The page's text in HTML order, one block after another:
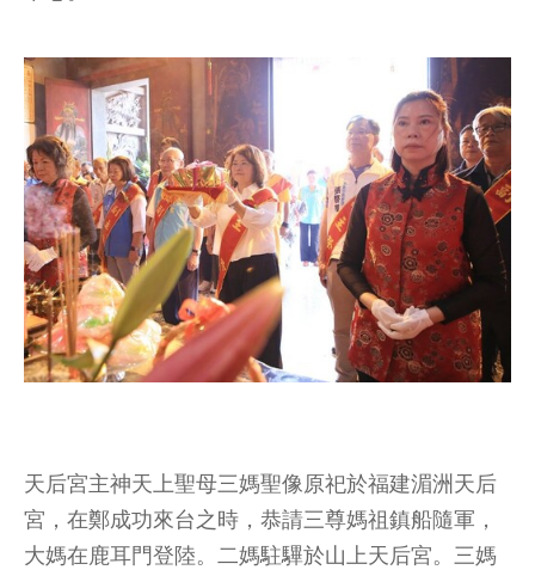
天后宮主神天上聖母三媽聖像原祀於福建湄洲天后
宮，在鄭成功來台之時，恭請三尊媽祖鎮船隨軍，
大媽在鹿耳門登陸。二媽駐驆於山上天后宮。三媽